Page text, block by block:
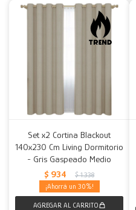
Set x2 Cortina Blackout
140x230 Cm Living Dormitorio
- Gris Gaspeado Medio
$ 934 $ 1.338
30